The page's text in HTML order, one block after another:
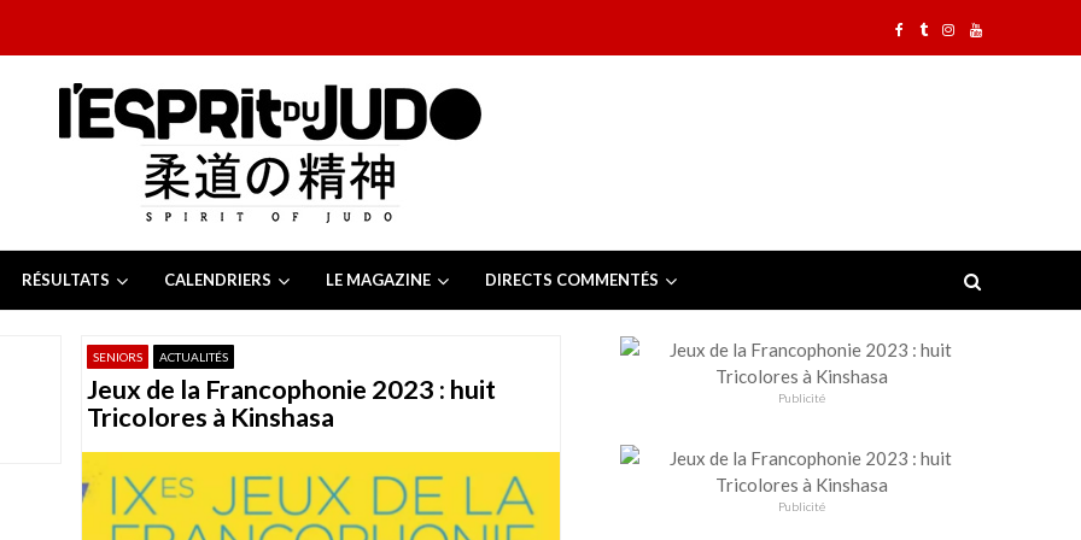
RÉSULTATS CALENDRIERS LE MAGAZINE DIRECTS COMMENTÉS
juillet 2026
juillet 2026
13 juillet 2026
Tchèque 20266 juillet 2026
SENIORS ACTUALITÉS
Jeux de la Francophonie 2023 : huit
Tricolores à Kinshasa
Publicité
Publicité